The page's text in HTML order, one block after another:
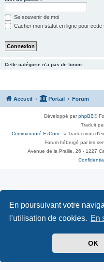
En poursuivant votre
l’utilisation de cookies. En
OK
Se souvenir de moi
Cacher mon statut en ligne pour cette
Cette catégorie n’a pas de forum.
Accueil Portail Forum
Développé parphpBB®
Traduit
Communauté EzCom : « Traductions
Forum hébergé par les
Avenue de la Praille, 26 - 1227